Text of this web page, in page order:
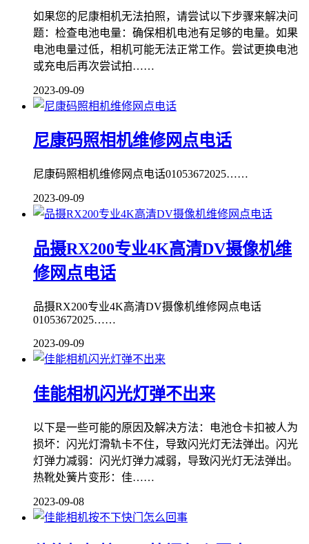
如果您的尼康相机无法拍照，请尝试以下步骤来解决问
题：检查电池电量：确保相机电池有足够的电量。如果
电池电量过低，相机可能无法正常工作。尝试更换电池
或充电后再次尝试拍……
2023-09-09
尼康码照相机维修网点电话
尼康码照相机维修网点电话01053672025……
2023-09-09
品摄RX200专业4K高清DV摄像机维
修网点电话
品摄RX200专业4K高清DV摄像机维修网点电话
01053672025……
2023-09-09
佳能相机闪光灯弹不出来
以下是一些可能的原因及解决方法：电池仓卡扣被人为
损坏：闪光灯滑轨卡不住，导致闪光灯无法弹出。闪光
灯弹力减弱：闪光灯弹力减弱，导致闪光灯无法弹出。
热靴处簧片变形：佳……
2023-09-08